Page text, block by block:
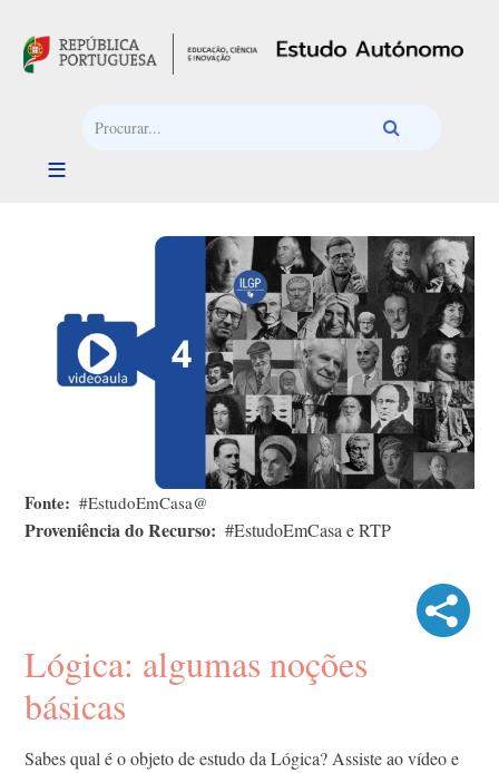
Fonte #EstudoEmCasa@
Proveniência do Recurso #EstudoEmCasa e RTP
Lógica: algumas noções
básicas
Sabes qual é o objeto de estudo da Lógica? Assiste ao vídeo e